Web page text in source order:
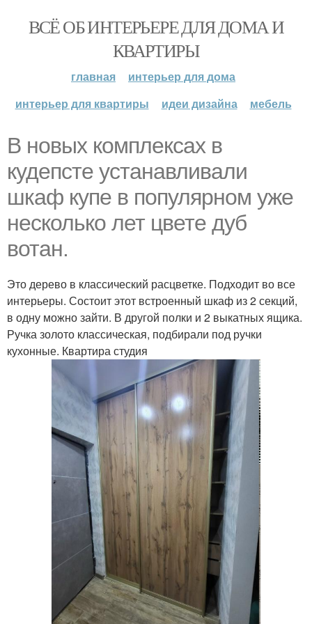
ВСЁ ОБ ИНТЕРЬЕРЕ ДЛЯ ДОМА И
КВАРТИРЫ
главная
интерьер для дома
интерьер для квартиры
идеи дизайна мебель
В новых комплексах в
кудепсте устанавливали
шкаф купе в популярном уже
несколько лет цвете дуб
вотан.
Это дерево в классический расцветке. Подходит во все
интерьеры. Состоит этот встроенный шкаф из 2 секций,
в одну можно зайти. В другой полки и 2 выкатных ящика.
Ручка золото классическая, подбирали под ручки
кухонные. Квартира студия